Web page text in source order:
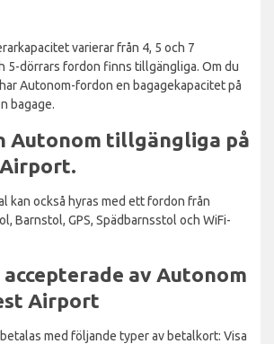
varierar från 4, 5 och 7
5-dörrars fordon finns tillgängliga. Om du
Autonom-fordon en bagagekapacitet på
bagage.
Autonom tillgängliga på
kan också hyras med ett fordon från
Barnstol, GPS, Spädbarnsstol och WiFi-
av Autonom
Airport
med följande typer av betalkort: Visa